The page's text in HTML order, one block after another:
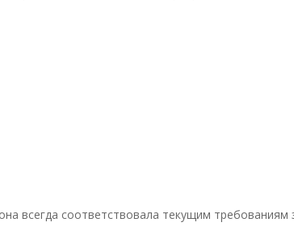
всегда соответствовала текущим